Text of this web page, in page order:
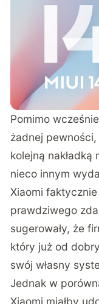
Pomimo
żadnej
kolejną
nieco innym
Xiaomi
prawdziwego
sugerowały, że
który już od
swój własny
Jednak w